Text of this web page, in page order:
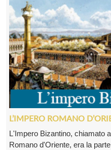
L’IMPERO ROMANO
L'Impero Bizantino, chiamato
Romano d'Oriente, era la